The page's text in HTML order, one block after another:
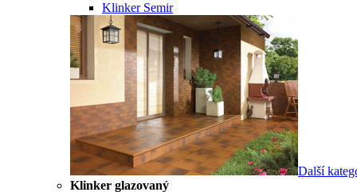
Klinker Semir
Další
Klinker glazovaný